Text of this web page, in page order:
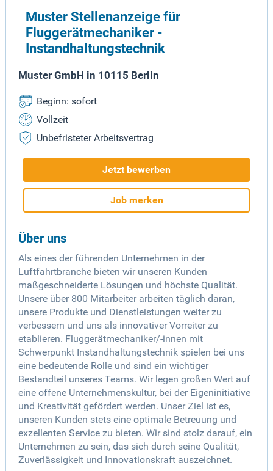
Muster Stellenanzeige für
Fluggerätmechaniker -
Instandhaltungstechnik
Muster GmbH in 10115 Berlin
Beginn: sofort
Vollzeit
Unbefristeter Arbeitsvertrag
Jetzt bewerben
Job merken
Über uns
Als eines der führenden Unternehmen in der
Luftfahrtbranche bieten wir unseren Kunden
maßgeschneiderte Lösungen und höchste Qualität.
Unsere über 800 Mitarbeiter arbeiten täglich daran,
unsere Produkte und Dienstleistungen weiter zu
verbessern und uns als innovativer Vorreiter zu
etablieren. Fluggerätmechaniker/-innen mit
Schwerpunkt Instandhaltungstechnik spielen bei uns
eine bedeutende Rolle und sind ein wichtiger
Bestandteil unseres Teams. Wir legen großen Wert auf
eine offene Unternehmenskultur, bei der Eigeninitiative
und Kreativität gefördert werden. Unser Ziel ist es,
unseren Kunden stets eine optimale Betreuung und
exzellenten Service zu bieten. Wir sind stolz darauf, ein
Unternehmen zu sein, das sich durch seine Qualität,
Zuverlässigkeit und Innovationskraft auszeichnet.